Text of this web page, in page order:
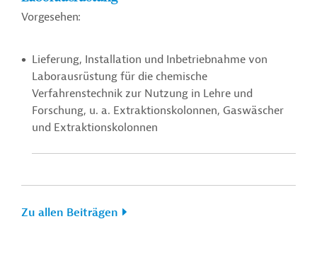
Vorgesehen:
Lieferung, Installation und Inbetriebnahme von
Laborausrüstung für die chemische
Verfahrenstechnik zur Nutzung in Lehre und
Forschung, u. a. Extraktionskolonnen, Gaswäscher
und Extraktionskolonnen
Zu allen Beiträgen